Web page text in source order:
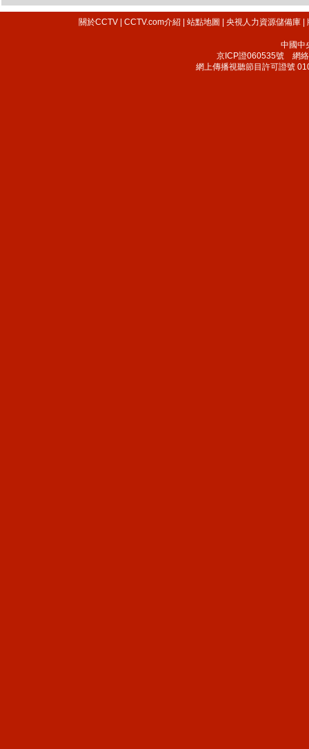
關於CCTV |CCTV.com介紹 |站點地圖 |央視人力資源儲備庫 |
中國中
京ICP證060535號 網絡
網上傳播視聽節目許可證號